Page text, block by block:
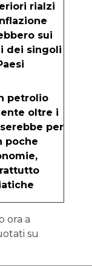
rialzi
sui
dei singoli
petrolio
oltre i
per
poche
ora a
su